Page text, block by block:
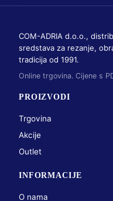
COM-ADRIA d.o.o.,
sredstava za rezanje,
tradicija od 1991.
Online trgovina. Cijene s
PROIZVODI
Trgovina
Akcije
Outlet
INFORMACIJE
O nama